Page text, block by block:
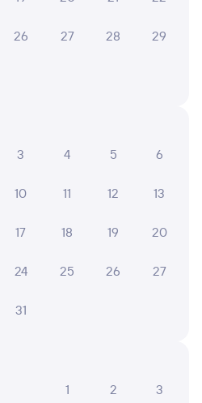
Ростов-на-Дону
Ростов-Главный
26 27 28 29
3 4 5 6
10 11 12 13
17 18 19 20
24 25 26 27
31
1
2 3